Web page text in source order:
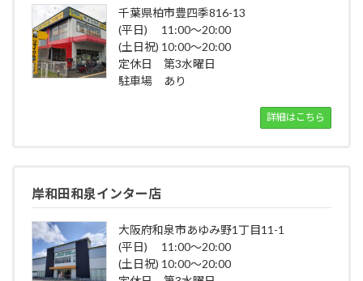
千葉県柏市豊四季816-13
(平日) 11:00～20:00
(土日祝) 10:00～20:00
定休日 第3水曜日
駐車場 あり
詳細はこちら
岸和田和泉インター店
大阪府和泉市あゆみ野1丁目11-1
(平日) 11:00～20:00
(土日祝) 10:00～20:00